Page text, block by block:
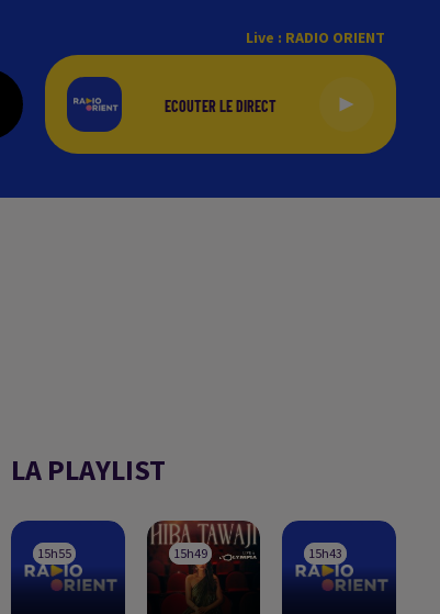
Live : RADIO ORIENT
LA PLAYLIST
15h55
15h55 15h49
15h49 15h43
15h43